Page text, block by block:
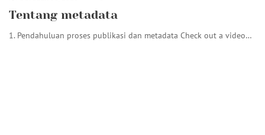
Tentang metadata
1. Pendahuluan proses publikasi dan metadata Check out a video…